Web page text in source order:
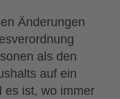
Änderungen
als den
auf ein
es ist, wo immer